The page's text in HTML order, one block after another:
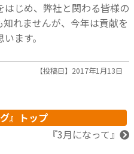
じめ、弊社と関わる皆様の
れませんが、今年は貢献を
ます。
【投稿日】2017年1月13日
』トップ
『3月になって』